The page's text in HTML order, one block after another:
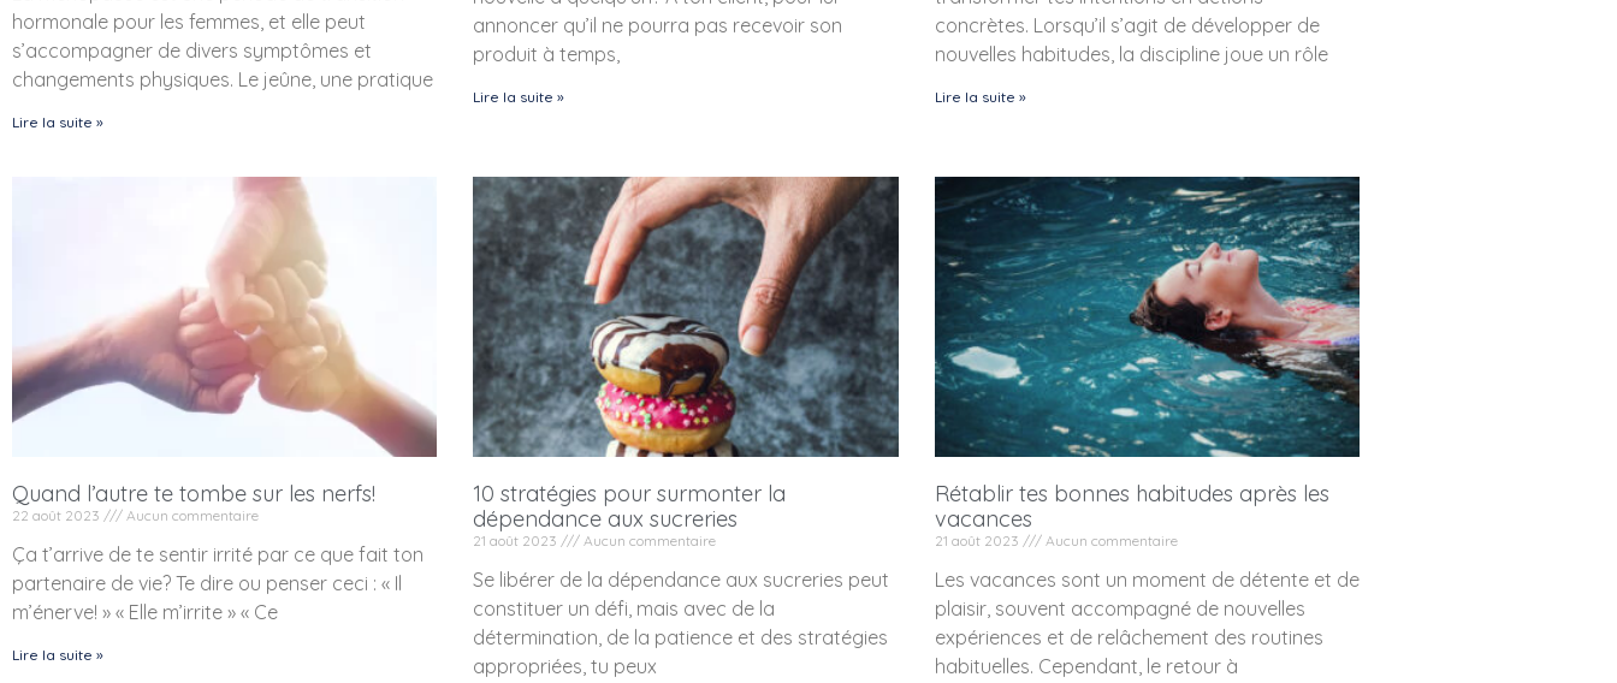
hormonale pour les femmes, et elle peut
s’accompagner de divers symptômes et
changements physiques. Le jeûne, une pratique
Lire la suite »
annoncer qu’il ne pourra pas recevoir son
produit à temps,
Lire la suite »
concrètes. Lorsqu’il s’agit de développer de
nouvelles habitudes, la discipline joue un rôle
Lire la suite »
Quand l’autre te tombe sur les nerfs!
22 août 2023 Aucun commentaire
Ça t’arrive de te sentir irrité par ce que fait ton
partenaire de vie? Te dire ou penser ceci : « Il
m’énerve! » « Elle m’irrite » « Ce
Lire la suite »
10 stratégies pour surmonter la
dépendance aux sucreries
21 août 2023 Aucun commentaire
Se libérer de la dépendance aux sucreries peut
constituer un défi, mais avec de la
détermination, de la patience et des stratégies
appropriées, tu peux
Rétablir tes bonnes habitudes après les
vacances
21 août 2023 Aucun commentaire
Les vacances sont un moment de détente et de
plaisir, souvent accompagné de nouvelles
expériences et de relâchement des routines
habituelles. Cependant, le retour à